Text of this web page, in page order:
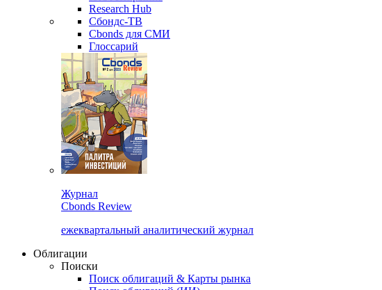
Новости & Research Hub
Новости рынка
Research Hub
Сбондс-ТВ
Cbonds для СМИ
Глоссарий
Журнал
Cbonds Review
ежеквартальный аналитический журнал